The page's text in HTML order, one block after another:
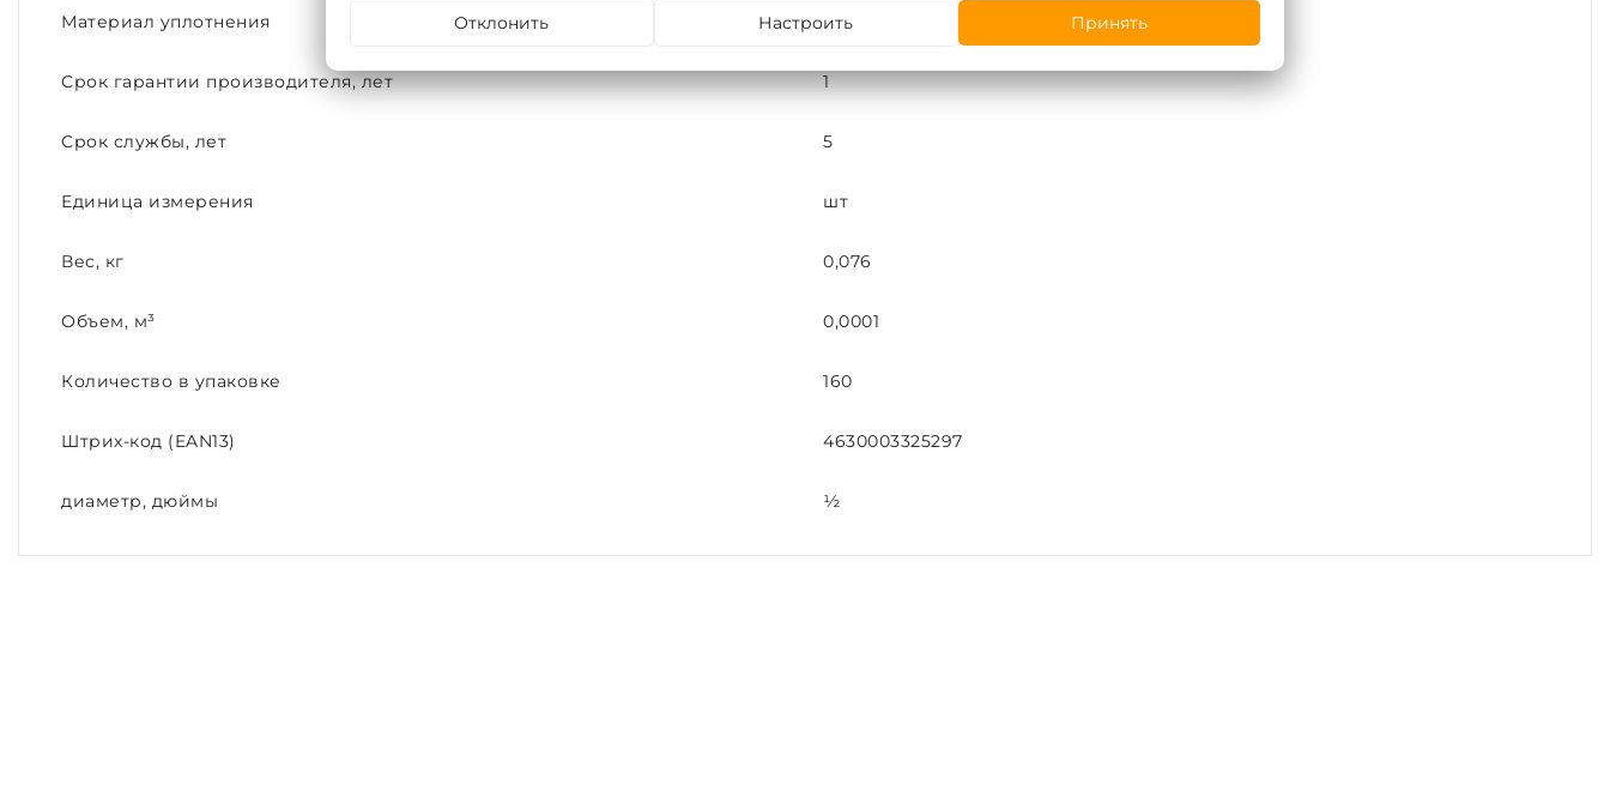
Материал уплотнения ПВХ
Срок гарантии производителя, лет 1
Срок службы, лет 5
Единица измерения шт
Вес, кг 0,076
Объем, м³ 0,0001
Количество в упаковке 160
Штрих-код (EAN13) 4630003325297
диаметр, дюймы ½
Отклонить Настроить Принять